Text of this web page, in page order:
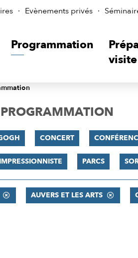
Evènements privés
Programmation
visite
CONCERT
PARCS
AUVERS ET LES ARTS